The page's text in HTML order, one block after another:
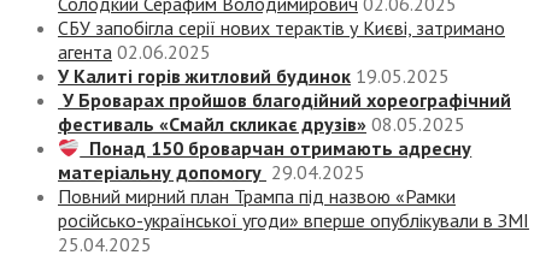
СБУ запобігла серії нових терактів у Києві, затримано
агента 02.06.2025
У Калиті горів житловий будинок 19.05.2025
У Броварах пройшов благодійний хореографічний
фестиваль «Смайл скликає друзів» 08.05.2025
Понад 150 броварчан отримають адресну
матеріальну допомогу 29.04.2025
Повний мирний план Трампа під назвою «‎Рамки
російсько-української угоди» вперше опублікували в ЗМІ
25.04.2025